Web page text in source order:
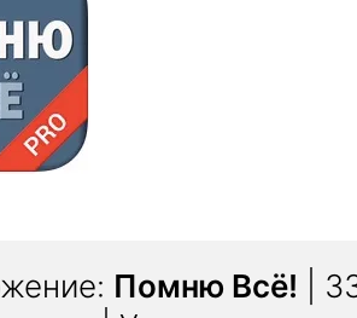
Помню Всё! |